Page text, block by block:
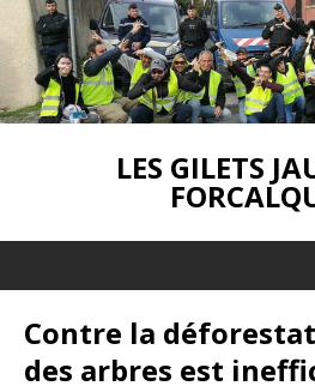
LES GILETS
Contre la
des arbres est